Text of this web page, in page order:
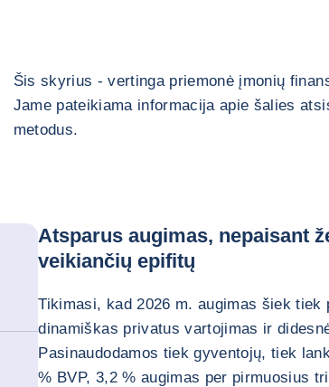
Šis skyrius - vertinga priemonė įmonių
Jame pateikiama informacija apie šalies
metodus.
Atsparus augimas, nepaisant
veikiančių epifitų
Tikimasi, kad 2026 m. augimas šiek
dinamiškas privatus vartojimas ir
Pasinaudodamos tiek gyventojų, tiek
% BVP, 3,2 % augimas per pirmuosius